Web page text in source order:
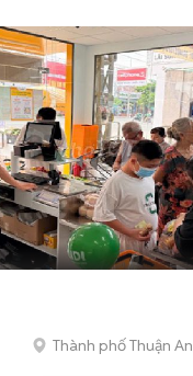
Thành phố Thuận An